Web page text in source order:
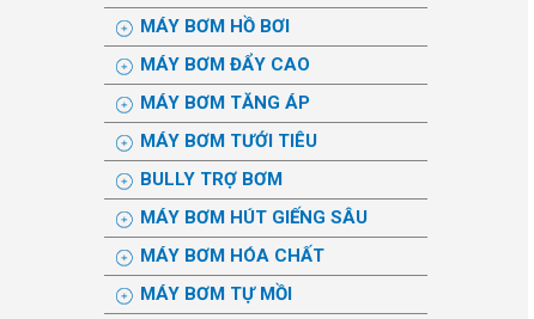
MÁY BƠM HỒ BƠI
MÁY BƠM ĐẨY CAO
MÁY BƠM TĂNG ÁP
MÁY BƠM TƯỚI TIÊU
BULLY TRỢ BƠM
MÁY BƠM HÚT GIẾNG SÂU
MÁY BƠM HÓA CHẤT
MÁY BƠM TỰ MỒI